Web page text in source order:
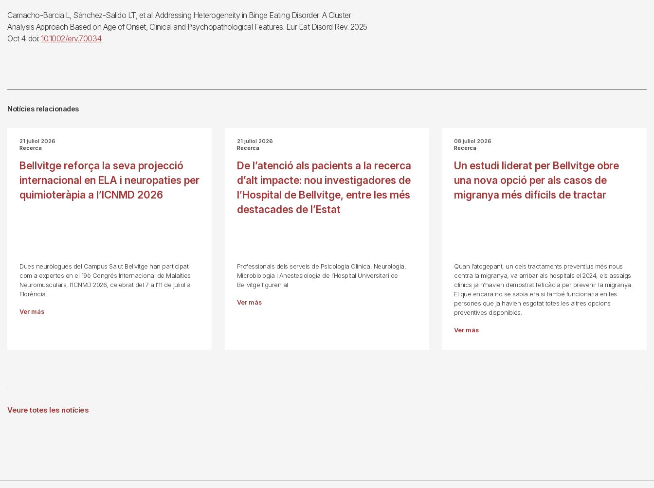
Camacho-Barcia L, Sánchez-Salido LT, et al. Addressing Heterogeneity in Binge Eating Disorder: A Cluster
Analysis Approach Based on Age of Onset, Clinical and Psychopathological Features. Eur Eat Disord Rev. 2025
Oct 4. doi: 10.1002/erv.70034.
Notícies relacionades
21 juliol 2026
Recerca
Bellvitge reforça la seva projecció
internacional en ELA i neuropaties per
quimioteràpia a l’ICNMD 2026
Dues neuròlogues del Campus Salut Bellvitge han participat
com a expertes en el 19è Congrés Internacional de Malalties
Neuromusculars, l’ICNMD 2026, celebrat del 7 a l’11 de juliol a
Florència.
Ver más
21 juliol 2026
Recerca
De l’atenció als pacients a la recerca
d’alt impacte: nou investigadores de
l’Hospital de Bellvitge, entre les més
destacades de l’Estat
Professionals dels serveis de Psicologia Clínica, Neurologia,
Microbiologia i Anestesiologia de l’Hospital Universitari de
Bellvitge figuren al
Ver más
08 juliol 2026
Recerca
Un estudi liderat per Bellvitge obre
una nova opció per als casos de
migranya més difícils de tractar
Quan l’atogepant, un dels tractaments preventius més nous
contra la migranya, va arribar als hospitals el 2024, els assaigs
clínics ja n’havien demostrat l’eficàcia per prevenir la migranya.
El que encara no se sabia era si també funcionaria en les
persones que ja havien esgotat totes les altres opcions
preventives disponibles.
Ver más
Veure totes les notícies